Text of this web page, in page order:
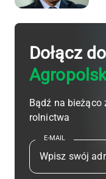
Dołącz
Bądź na
rolnictwa
E-MAIL